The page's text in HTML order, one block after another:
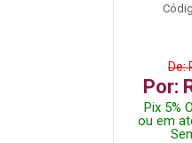
De:
Por:
Pix 5%
ou em